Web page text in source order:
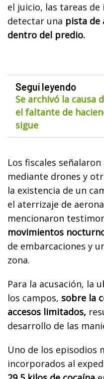
el juicio, las tareas
detectar una pista de
dentro del predio.
Seguí leyendo
Se archivó la causa
el faltante de
sigue
Los fiscales
mediante drones y
la existencia de un
el aterrizaje de
mencionaron
movimientos
de embarcaciones y
zona.
Para la acusación, la
los campos, sobre la
accesos limitados,
desarrollo de las
Uno de los episodios
incorporados al